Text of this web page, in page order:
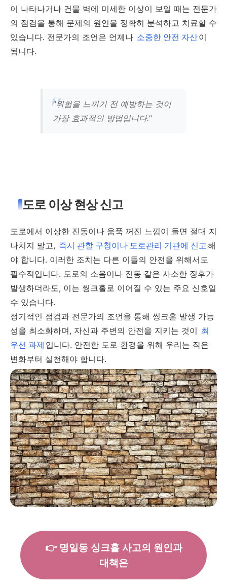
이 나타나거나 건물 벽에 미세한 이상이 보일 때는 전문가
의 점검을 통해 문제의 원인을 정확히 분석하고 치료할 수
있습니다. 전문가의 조언은 언제나 소중한 안전 자산이
됩니다.
"위험을 느끼기 전 예방하는 것이
가장 효과적인 방법입니다."
도로 이상 현상 신고
도로에서 이상한 진동이나 움푹 꺼진 느낌이 들면 절대 지
나치지 말고, 즉시 관할 구청이나 도로관리 기관에 신고해
야 합니다. 이러한 조치는 다른 이들의 안전을 위해서도
필수적입니다. 도로의 소음이나 진동 같은 사소한 징후가
발생하더라도, 이는 씽크홀로 이어질 수 있는 주요 신호일
수 있습니다.
정기적인 점검과 전문가의 조언을 통해 씽크홀 발생 가능
성을 최소화하며, 자신과 주변의 안전을 지키는 것이 최
우선 과제 입니다. 안전한 도로 환경을 위해 우리는 작은
변화부터 실천해야 합니다.
👉 명일동 싱크홀 사고의 원인과
대책은